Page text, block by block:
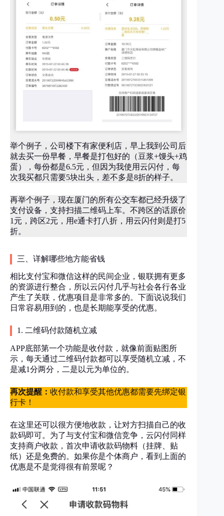
举个例子，公司楼下有家便利店，早上我到公司后
就去买一份早餐，早餐是打包好的（豆浆+馒头+鸡
蛋），每份都是6.5元，但因为我使用云闪付，每
次我买都只需要5块出头，差不多是8折的样子。
再举个例子，现在厦门的所有公交车都已经升级了
支付设备，支持扫描二维码上车。不跨区的话原价
1元，跨区2元，用e通卡打八折，用云闪付则是打5
折。
三、详解哪些地方能省钱
相比支付宝和微信这样的民间企业，银联拥有更多
的资源进行整合，所以云闪付几乎与社会各行各业
产生了关联，优惠项目是非常多的。下面说说我们
日常容易用到的，也是长期能享受的优惠。
1. 二维码付款随机立减
APP底部第一个功能是收付款，就像前面贴图所
示，每天通过二维码付款都可以享受随机立减，不
是减1分两分，二是以元为单位的。
再次提醒： 收付款和享受其他优惠都需要先绑定银
行卡！
在这里还可以很方便地收款，让对方扫描自己的收
款码即可。为了与支付宝和微信竞争，云闪付同样
支持商户收款，首次申请收款码物料（挂牌、贴
纸）还是免费的。如果你是个体商户，看到上面的
优惠是不是觉得很有前景呢？